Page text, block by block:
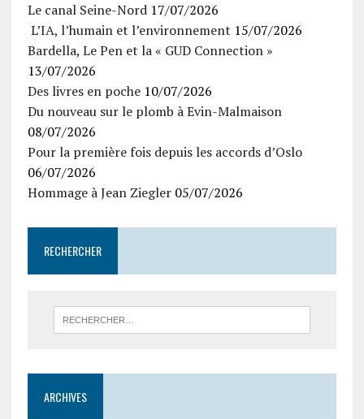
Le canal Seine-Nord 17/07/2026
L’IA, l’humain et l’environnement 15/07/2026
Bardella, Le Pen et la « GUD Connection »
13/07/2026
Des livres en poche 10/07/2026
Du nouveau sur le plomb à Evin-Malmaison
08/07/2026
Pour la première fois depuis les accords d’Oslo
06/07/2026
Hommage à Jean Ziegler 05/07/2026
RECHERCHER
ARCHIVES